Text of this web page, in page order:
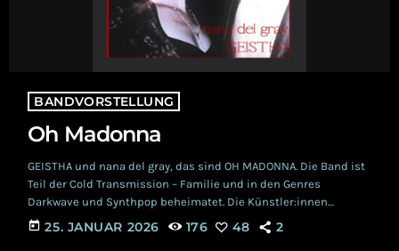
BANDVORSTELLUNG
Oh Madonna
GEISTHA und nana del gray, das sind OH MADONNA. Die Band ist
Teil der Cold Transmission – Familie und in den Genres
Darkwave und Synthpop beheimatet. Die Künstler:innen
begannen ihre Reise 2024 und veröffentlichen Ende Januar ihre
dritte Single ''Devotion''. Schwarz und Rot, das sind die
today 25. JANUAR 2026 176 48 2